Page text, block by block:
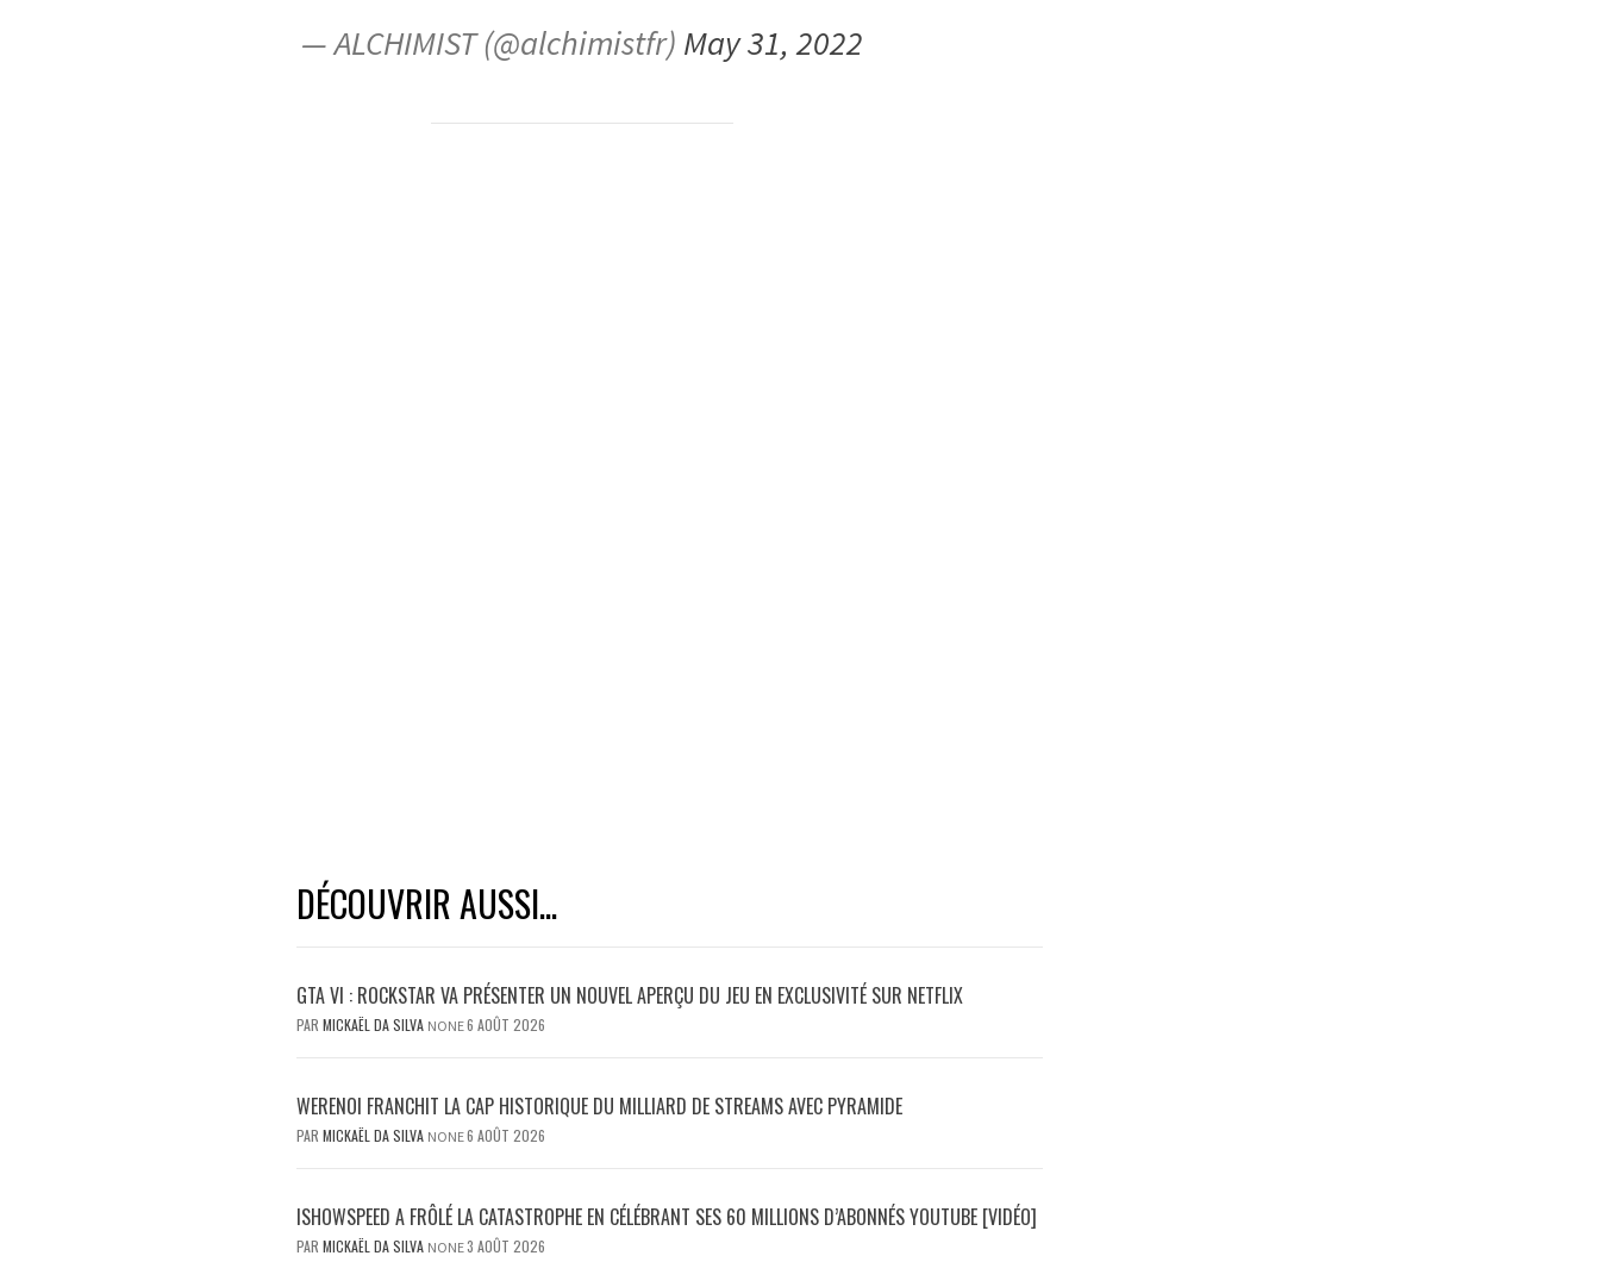
— ALCHIMIST (@alchimistfr) May 31, 2022
DÉCOUVRIR AUSSI...
GTA VI : ROCKSTAR VA PRÉSENTER UN NOUVEL APERÇU DU JEU EN EXCLUSIVITÉ SUR NETFLIX
PAR MICKAËL DA SILVA NONE6 AOÛT 2026
WERENOI FRANCHIT LA CAP HISTORIQUE DU MILLIARD DE STREAMS AVEC PYRAMIDE
PAR MICKAËL DA SILVA NONE6 AOÛT 2026
ISHOWSPEED A FRÔLÉ LA CATASTROPHE EN CÉLÉBRANT SES 60 MILLIONS D’ABONNÉS YOUTUBE [VIDÉO]
PAR MICKAËL DA SILVA NONE3 AOÛT 2026